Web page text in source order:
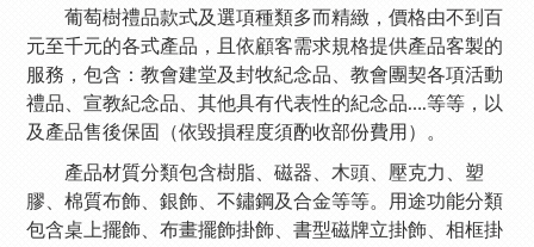
葡萄樹禮品款式及選項種類多而精緻，價格由不到百
元至千元的各式產品，且依顧客需求規格提供產品客製的
服務，包含：教會建堂及封牧紀念品、教會團契各項活動
禮品、宣教紀念品、其他具有代表性的紀念品….等等，以
及產品售後保固（依毀損程度須酌收部份費用）。
產品材質分類包含樹脂、磁器、木頭、壓克力、塑
膠、棉質布飾、銀飾、不鏽鋼及合金等等。用途功能分類
包含桌上擺飾、布畫擺飾掛飾、書型磁牌立掛飾、相框掛